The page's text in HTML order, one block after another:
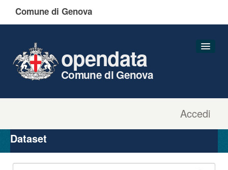
Comune di Genova
Accedi
opendata
Comune di Genova
Organizzazioni
Gruppi
Dataset